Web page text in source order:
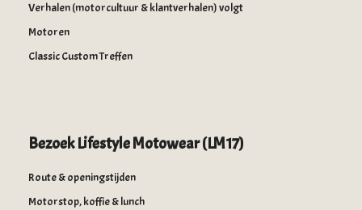
Verhalen (motorcultuur & klantverhalen) volgt
Motoren
Classic Custom Treffen
Bezoek Lifestyle Motowear (LM17)
Route & openingstijden
Motorstop, koffie & lunch